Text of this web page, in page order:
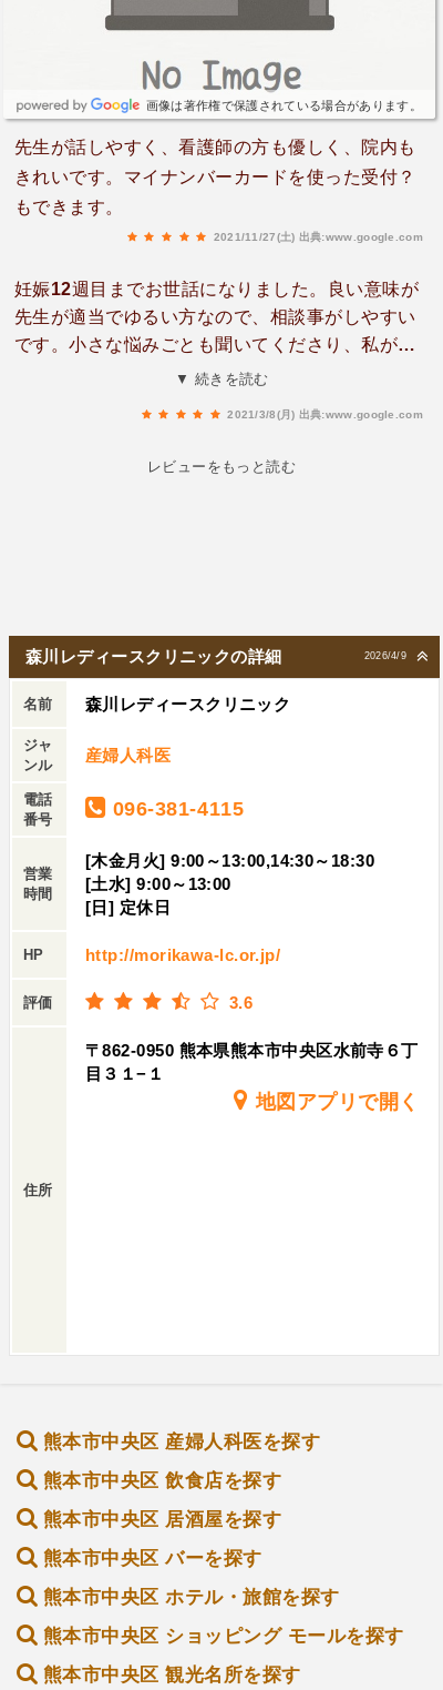
画像は著作権で保護されている場合があります。
先生が話しやすく、看護師の方も優しく、院内も
きれいです。マイナンバーカードを使った受付？
もできます。
2021/11/27(土) 出典:www.google.com
妊娠12週目までお世話になりました。良い意味が
先生が適当でゆるい方なので、相談事がしやすい
です。小さな悩みごとも聞いてくださり、私が重
く考えすぎないようなアドバイスをくださりま
真も毎回いただけます。また受付の方がとっても
▼ 続きを読む
2021/3/8(月) 出典:www.google.com
レビューをもっと読む
2026/4/9
森川レディースクリニックの詳細
名前 森川レディースクリニック
ジャ
ンル
産婦人科医
電話
番号
096-381-4115
営業
時間
[木金月火] 9:00～13:00,14:30～18:30
[土水] 9:00～13:00
[日] 定休日
HP http://morikawa-lc.or.jp/
評価 3.6
住所
〒862-0950 熊本県熊本市中央区水前寺６丁
目３１−１
地図アプリで開く
熊本市中央区 産婦人科医を探す
熊本市中央区 飲食店を探す
熊本市中央区 居酒屋を探す
熊本市中央区 バーを探す
熊本市中央区 ホテル・旅館を探す
熊本市中央区 ショッピング モールを探す
熊本市中央区 観光名所を探す